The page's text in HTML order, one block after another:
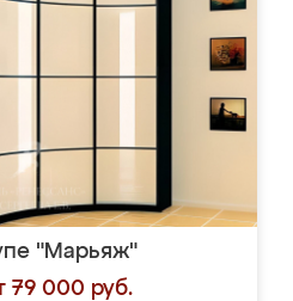
"Марьяж"
79 000 руб.